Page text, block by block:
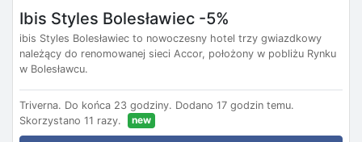
Ibis Styles Bolesławiec -5%
ibis Styles Bolesławiec to nowoczesny hotel trzy gwiazdkowy
należący do renomowanej sieci Accor, położony w pobliżu Rynku
w Bolesławcu.
Triverna. Do końca 23 godziny. Dodano 17 godzin temu.
Skorzystano 11 razy.
new